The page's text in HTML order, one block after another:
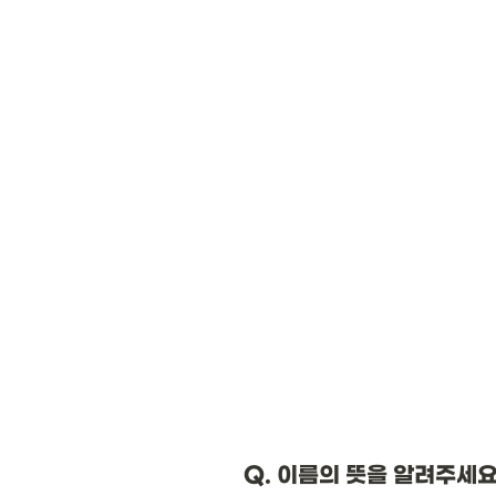
Q. 이름의 뜻을 알려주세